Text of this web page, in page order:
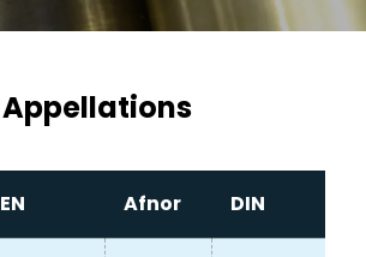
Appellations
EN Afnor DIN